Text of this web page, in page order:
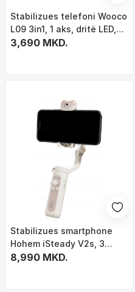
Stabilizues telefoni Wooco
L09 3in1, 1 aks, dritë LED,
tripod dhe selfie stick, i zi
3,690 MKD.
Stabilizues smartphone
Hohem iSteady V2s, 3
aksesh, me dritë LED, i
8,990 MKD.